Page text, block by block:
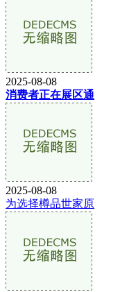
2025-08-08
消费者正在展区通
2025-08-08
为选择樽品世家原